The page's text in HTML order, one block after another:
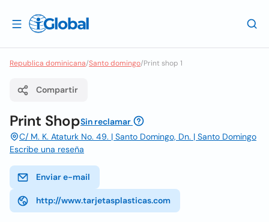
Republica dominicana/Santo domingo/Print shop 1
Compartir
Print ShopSin reclamar
C/ M. K. Ataturk No. 49. | Santo Domingo, Dn. | Santo Domingo
Escribe una reseña
Enviar e-mail
http://www.tarjetasplasticas.com